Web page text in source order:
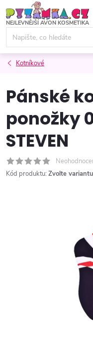
na
obsah
Kotníkové
Pánské
ponožky
STEVEN
Kód produktu: Zvolte variantu